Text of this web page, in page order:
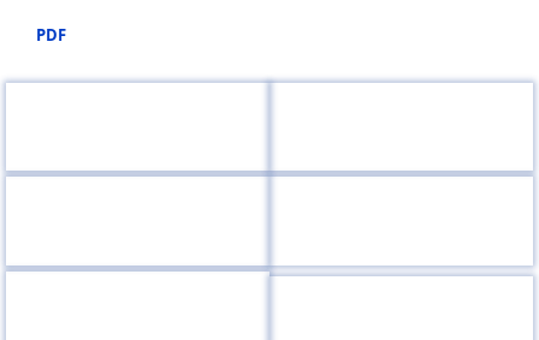
Поиск
PDF